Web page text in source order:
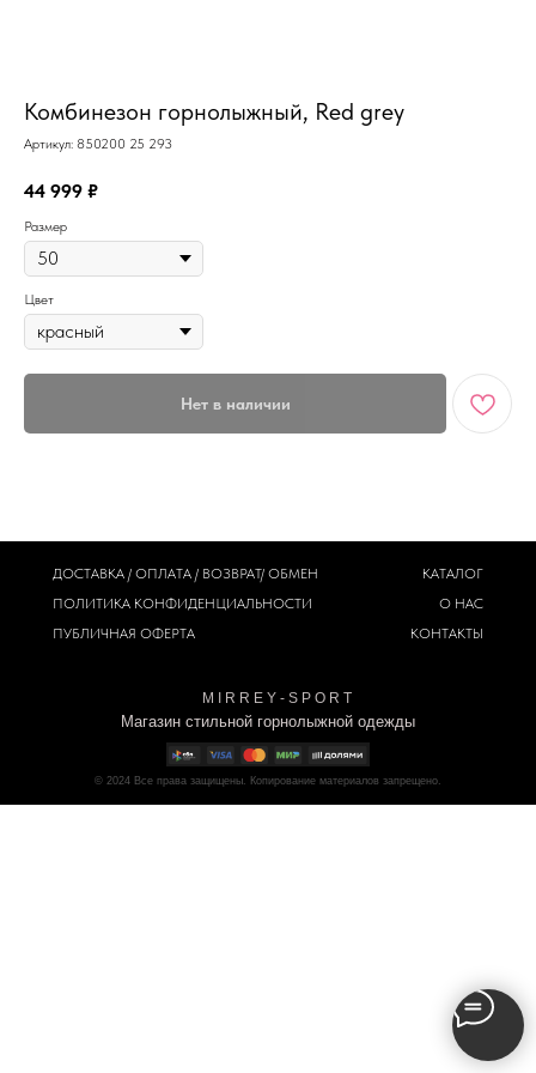
Комбинезон горнолыжный, Red grey
Артикул: 850200 25 293
44 999 ₽
Размер
Цвет
Нет в наличии
M I R R E Y - S P O R T
Магазин стильной горнолыжной одежды
© 2024 Все права защищены. Копирование материалов запрещено.
ДОСТАВКА / ОПЛАТА / ВОЗВРАТ/ ОБМЕН
ПОЛИТИКА КОНФИДЕНЦИАЛЬНОСТИ
ПУБЛИЧНАЯ ОФЕРТА
КАТАЛОГ
О НАС
КОНТАКТЫ